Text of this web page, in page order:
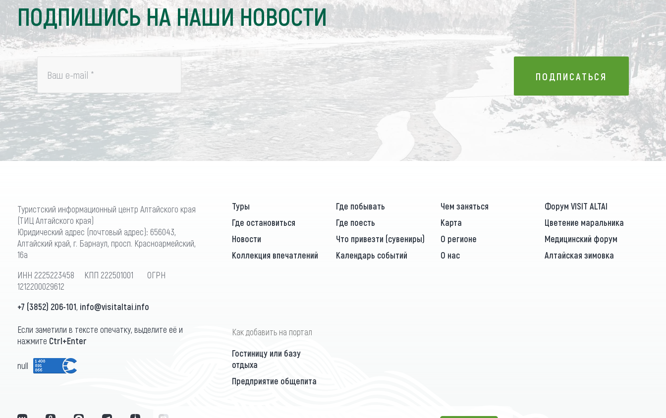
ПОДПИШИСЬ НА НАШИ НОВОСТИ
Ваш e-mail * ПОДПИСАТЬСЯ
ПОДПИСАТЬСЯ
Туристский информационный центр Алтайского края
(ТИЦ Алтайского края)
Юридический адрес (почтовый адрес): 656043,
Алтайский край, г. Барнаул, просп. Красноармейский,
16а
ИНН 2225223458 КПП 222501001 ОГРН
1212200029612
+7 (3852) 206-101, info@visitaltai.info
Если заметили в тексте опечатку, выделите её и
нажмите Ctrl+Enter
null
Туры Где побывать Чем заняться
Форум VISIT ALTAI
Где остановиться
Где поесть Карта
Цветение маральника
Новости
Что привезти (сувениры) О регионе
Медицинский форум
Коллекция впечатлений
Календарь событий О нас Алтайская зимовка
Как добавить на портал
Гостиницу или базу
отдыха
Предприятие общепита